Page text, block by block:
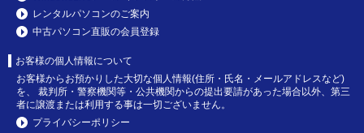
レンタルパソコンのご案内
中古パソコン直販の会員登録
お客様の個人情報について
お客様からお預かりした大切な個人情報(住所・氏名・メールアドレスなど)
を、 裁判所・警察機関等・公共機関からの提出要請があった場合以外、第三
者に譲渡または利用する事は一切ございません。
プライバシーポリシー